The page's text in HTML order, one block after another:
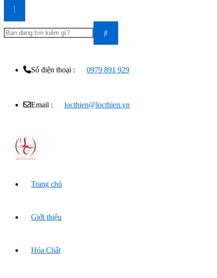
Số điện thoại : 0979 891 929
Email : locthien@locthien.vn
Trang chủ
Giới thiệu
Hóa Chất